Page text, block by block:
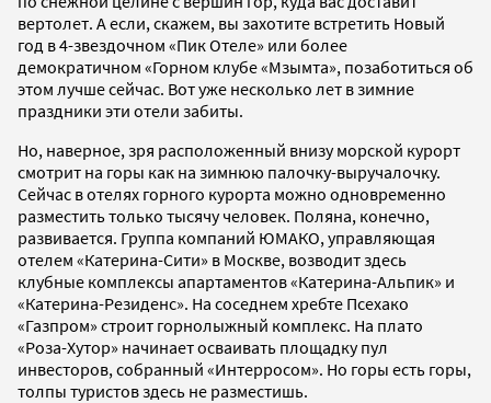
вертолет. А если, скажем, вы захотите встретить Новый
год в 4-звездочном «Пик Отеле» или более
демократичном «Горном клубе «Мзымта», позаботиться об
этом лучше сейчас. Вот уже несколько лет в зимние
праздники эти отели забиты.
Но, наверное, зря расположенный внизу морской курорт
смотрит на горы как на зимнюю палочку-выручалочку.
Сейчас в отелях горного курорта можно одновременно
разместить только тысячу человек. Поляна, конечно,
развивается. Группа компаний ЮМАКО, управляющая
отелем «Катерина-Сити» в Москве, возводит здесь
клубные комплексы апартаментов «Катерина-Альпик» и
«Катерина-Резиденс». На соседнем хребте Псехако
«Газпром» строит горнолыжный комплекс. На плато
«Роза-Хутор» начинает осваивать площадку пул
инвесторов, собранный «Интерросом». Но горы есть горы,
толпы туристов здесь не разместишь.